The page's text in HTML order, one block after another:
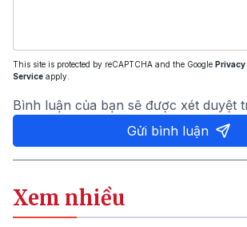
This site is protected by reCAPTCHA and the Google
Service apply.
Bình luận của bạn sẽ được xét duyệt
Gửi bình luận
Xem nhiều